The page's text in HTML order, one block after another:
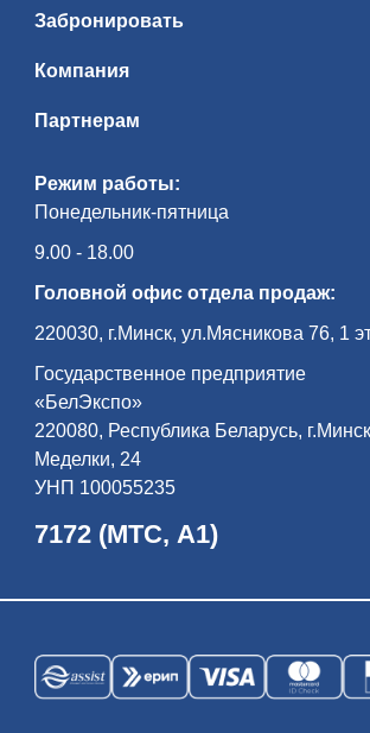
Режим работы:
Понедельник-пятница
9.00 - 18.00
Головной офис отдела продаж:
220030, г.Минск, ул.Мясникова 76, 1
Государственное предприятие
«БелЭкспо»
220080, Республика Беларусь,
Меделки, 24
УНП 100055235
7172 (МТС, А1)
Забронировать
Компания
Партнерам